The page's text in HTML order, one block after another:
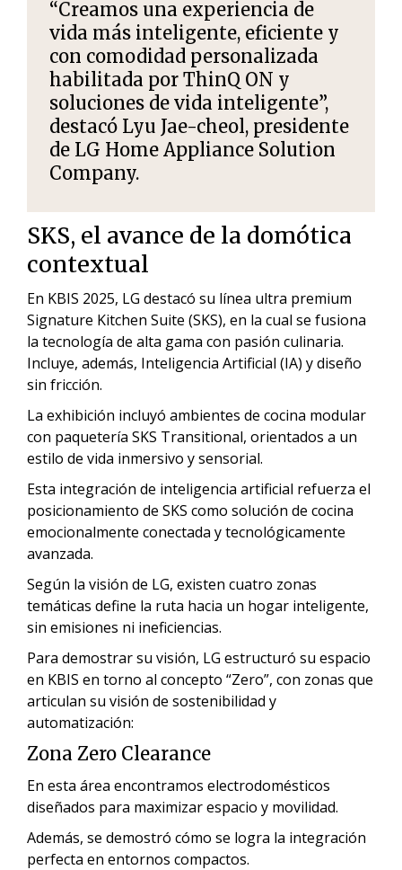
“Creamos una experiencia de
vida más inteligente, eficiente y
con comodidad personalizada
habilitada por ThinQ ON y
soluciones de vida inteligente”,
destacó Lyu Jae-cheol, presidente
de LG Home Appliance Solution
Company.
SKS, el avance de la domótica
contextual
En KBIS 2025, LG destacó su línea ultra premium
Signature Kitchen Suite (SKS), en la cual se fusiona
la tecnología de alta gama con pasión culinaria.
Incluye, además, Inteligencia Artificial (IA) y diseño
sin fricción.
La exhibición incluyó ambientes de cocina modular
con paquetería SKS Transitional, orientados a un
estilo de vida inmersivo y sensorial.
Esta integración de inteligencia artificial refuerza el
posicionamiento de SKS como solución de cocina
emocionalmente conectada y tecnológicamente
avanzada.
Según la visión de LG, existen cuatro zonas
temáticas define la ruta hacia un hogar inteligente,
sin emisiones ni ineficiencias.
Para demostrar su visión, LG estructuró su espacio
en KBIS en torno al concepto “Zero”, con zonas que
articulan su visión de sostenibilidad y
automatización:
Zona Zero Clearance
En esta área encontramos electrodomésticos
diseñados para maximizar espacio y movilidad.
Además, se demostró cómo se logra la integración
perfecta en entornos compactos.